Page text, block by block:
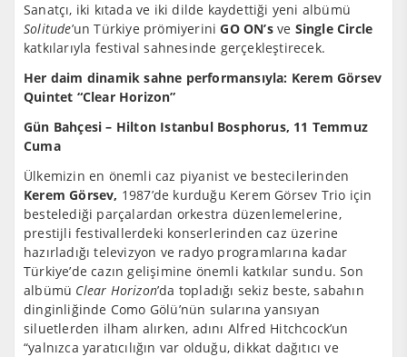
Sanatçı, iki kıtada ve iki dilde kaydettiği yeni albümü
Solitude’un Türkiye prömiyeriniGO ON’sve Single Circle
katkılarıyla festival sahnesinde gerçekleştirecek.
Her daim dinamik sahne performansıyla: Kerem Görsev
Quintet “Clear Horizon”
Gün Bahçesi – Hilton Istanbul Bosphorus, 11 Temmuz
Cuma
Ülkemizin en önemli caz piyanist ve bestecilerinden
Kerem Görsev, 1987’de kurduğu Kerem Görsev Trio için
bestelediği parçalardan orkestra düzenlemelerine,
prestijli festivallerdeki konserlerinden caz üzerine
hazırladığı televizyon ve radyo programlarına kadar
Türkiye’de cazın gelişimine önemli katkılar sundu. Son
albümü Clear Horizon’da topladığı sekiz beste, sabahın
dinginliğinde Como Gölü’nün sularına yansıyan
siluetlerden ilham alırken, adını Alfred Hitchcock’un
“yalnızca yaratıcılığın var olduğu, dikkat dağıtıcı ve